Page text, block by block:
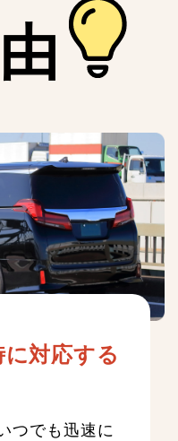
対応する
つでも迅速に